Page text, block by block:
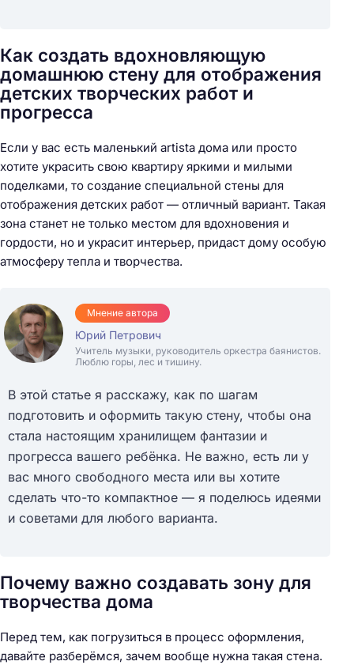
Как создать вдохновляющую
домашнюю стену для отображения
детских творческих работ и
прогресса
Если у вас есть маленький artista дома или просто
хотите украсить свою квартиру яркими и милыми
поделками, то создание специальной стены для
отображения детских работ — отличный вариант. Такая
зона станет не только местом для вдохновения и
гордости, но и украсит интерьер, придаст дому особую
атмосферу тепла и творчества.
Мнение автора
Юрий Петрович
Учитель музыки, руководитель оркестра баянистов.
Люблю горы, лес и тишину.
В этой статье я расскажу, как по шагам
подготовить и оформить такую стену, чтобы она
стала настоящим хранилищем фантазии и
прогресса вашего ребёнка. Не важно, есть ли у
вас много свободного места или вы хотите
сделать что-то компактное — я поделюсь идеями
и советами для любого варианта.
Почему важно создавать зону для
творчества дома
Перед тем, как погрузиться в процесс оформления,
давайте разберёмся, зачем вообще нужна такая стена.